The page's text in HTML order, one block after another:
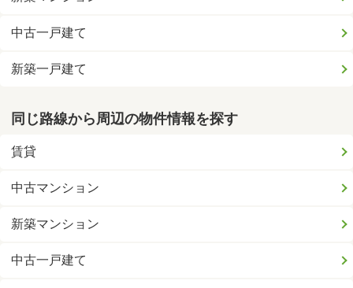
中古一戸建て
新築一戸建て
同じ路線から周辺の物件情報を探す
賃貸
中古マンション
新築マンション
中古一戸建て